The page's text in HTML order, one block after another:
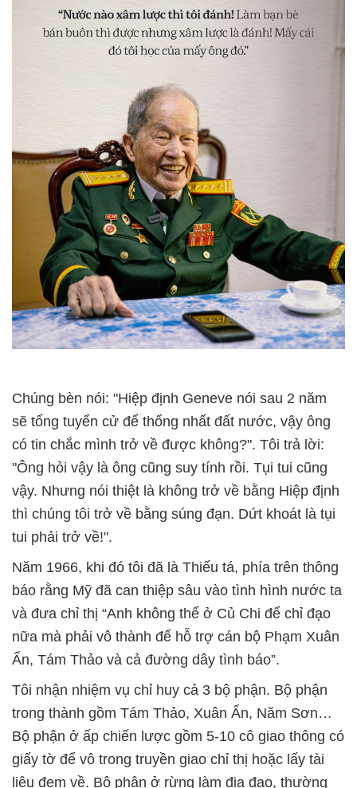
Chúng bèn nói: "Hiệp định Geneve nói sau 2 năm
sẽ tổng tuyển cử để thống nhất đất nước, vậy ông
có tin chắc mình trở về được không?". Tôi trả lời:
"Ông hỏi vậy là ông cũng suy tính rồi. Tụi tui cũng
vậy. Nhưng nói thiệt là không trở về bằng Hiệp định
thì chúng tôi trở về bằng súng đạn. Dứt khoát là tụi
tui phải trở về!".
Năm 1966, khi đó tôi đã là Thiếu tá, phía trên thông
báo rằng Mỹ đã can thiệp sâu vào tình hình nước ta
và đưa chỉ thị “Anh không thể ở Củ Chi để chỉ đạo
nữa mà phải vô thành để hỗ trợ cán bộ Phạm Xuân
Ẩn, Tám Thảo và cả đường dây tình báo”.
Tôi nhận nhiệm vụ chỉ huy cả 3 bộ phận. Bộ phận
trong thành gồm Tám Thảo, Xuân Ẩn, Năm Sơn…
Bộ phận ở ấp chiến lược gồm 5-10 cô giao thông có
giấy tờ để vô trong truyền giao chỉ thị hoặc lấy tài
liệu đem về. Bộ phận ở rừng làm địa đạo, thường